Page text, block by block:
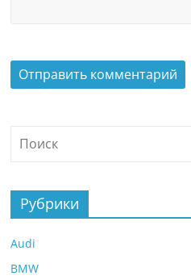
Рубрики
Audi
BMW